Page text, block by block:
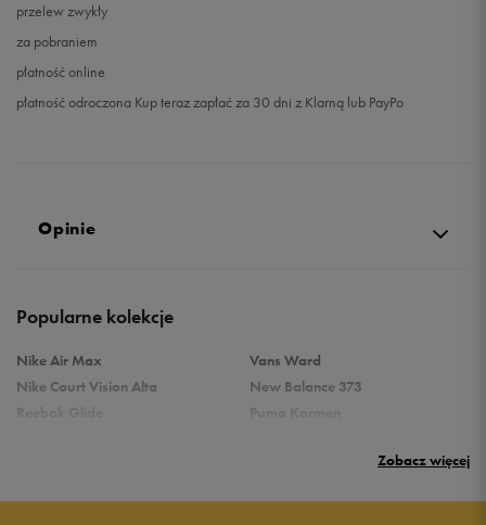
przelew zwykły
za pobraniem
płatność online
płatność odroczona Kup teraz zapłać za 30 dni z Klarną lub PayPo
Opinie
Popularne kolekcje
Nike Air Max
Nike Court Vision Alta
Vans Ward
New Balance 373
Zobacz więcej